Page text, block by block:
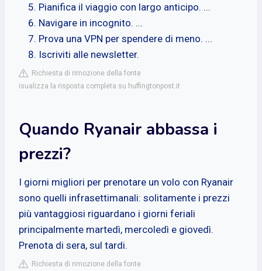
Pianifica il viaggio con largo anticipo. ...
Navigare in incognito. ...
Prova una VPN per spendere di meno. ...
Iscriviti alle newsletter.
Richiesta di rimozione della fonte
isualizza la risposta completa su huffingtonpost.it
Quando Ryanair abbassa i
prezzi?
I giorni migliori per prenotare un volo con Ryanair
sono quelli infrasettimanali: solitamente i prezzi
più vantaggiosi riguardano i giorni feriali
principalmente martedì, mercoledì e giovedì.
Prenota di sera, sul tardi.
Richiesta di rimozione della fonte